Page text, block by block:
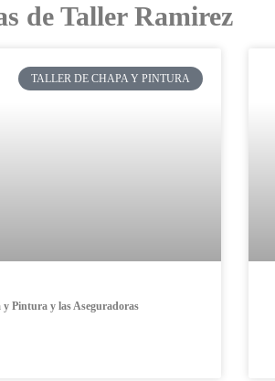
de Taller Ramirez
TALLER DE CHAPA Y PINTURA
y Pintura y las Aseguradoras